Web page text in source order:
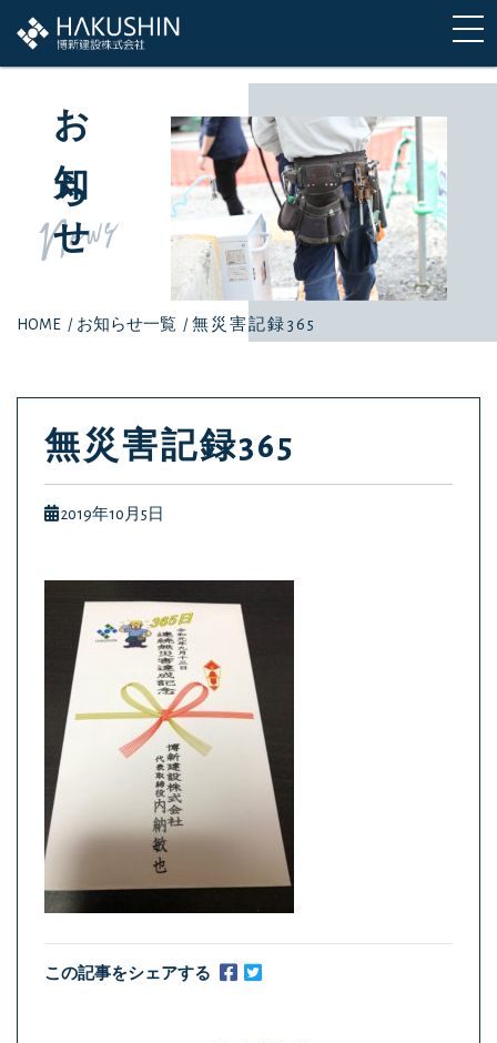
お知らせ
News
HOME / お知らせ一覧 / 無災害記録365
無災害記録365
2019年10月5日
この記事をシェアする